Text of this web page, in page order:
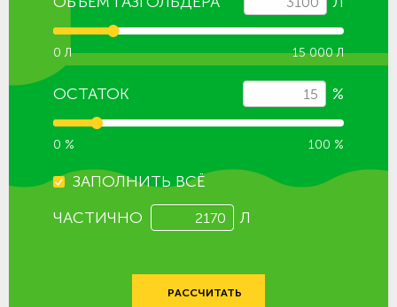
0 Л 15 000 Л
ОСТАТОК %
0 % 100 %
ЗАПОЛНИТЬ ВСЁ
ЧАСТИЧНО
Л
РАССЧИТАТЬ